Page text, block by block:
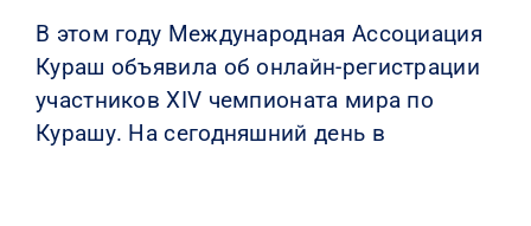
В этом году Международная Ассоциация
Кураш объявила об онлайн-регистрации
участников XIV чемпионата мира по
Курашу. На сегодняшний день в